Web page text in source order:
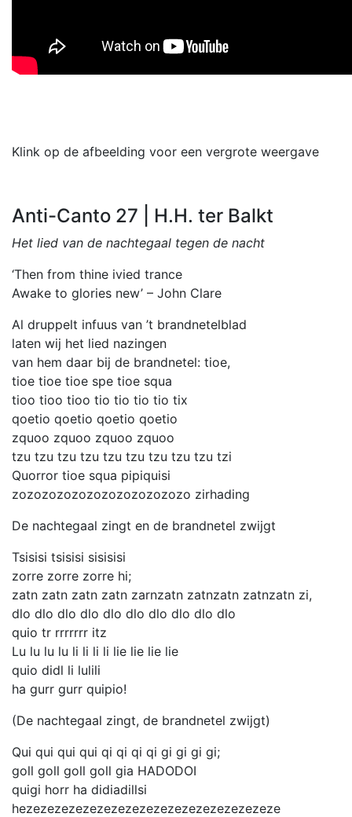
Klink op de afbeelding voor een vergrote weergave
Anti-Canto 27 | H.H. ter Balkt
Het lied van de nachtegaal tegen de nacht
‘Then from thine ivied trance
Awake to glories new’ – John Clare
Al druppelt infuus van ’t brandnetelblad
laten wij het lied nazingen
van hem daar bij de brandnetel: tioe,
tioe tioe tioe spe tioe squa
tioo tioo tioo tio tio tio tio tix
qoetio qoetio qoetio qoetio
zquoo zquoo zquoo zquoo
tzu tzu tzu tzu tzu tzu tzu tzu tzu tzi
Quorror tioe squa pipiquisi
zozozozozozozozozozozozo zirhading
De nachtegaal zingt en de brandnetel zwijgt
Tsisisi tsisisi sisisisi
zorre zorre zorre hi;
zatn zatn zatn zatn zarnzatn zatnzatn zatnzatn zi,
dlo dlo dlo dlo dlo dlo dlo dlo dlo dlo
quio tr rrrrrrr itz
Lu lu lu lu li li li li lie lie lie lie
quio didl li lulili
ha gurr gurr quipio!
(De nachtegaal zingt, de brandnetel zwijgt)
Qui qui qui qui qi qi qi qi gi gi gi gi;
goll goll goll goll gia HADODOI
quigi horr ha didiadillsi
hezezezezezezezezezezezezezezezezezeze